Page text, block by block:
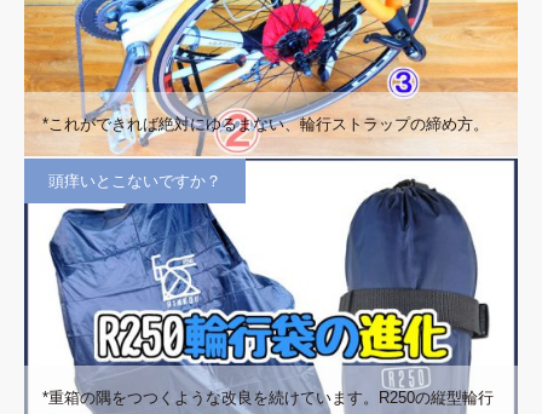
*これができれば絶対にゆるまない、輪行ストラップの締め方。
頭痒いとこないですか？
*重箱の隅をつつくような改良を続けています。R250の縦型輪行